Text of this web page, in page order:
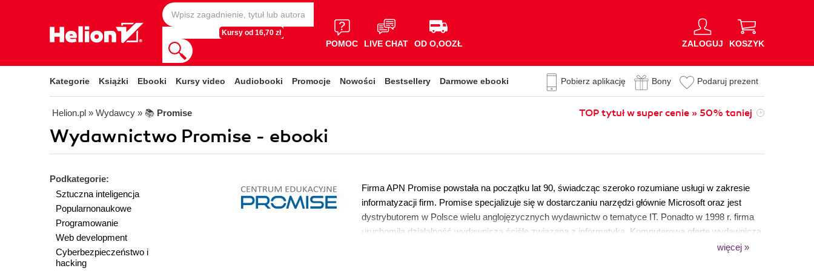
Kursy od 16,70 zł
POMOC LIVE CHAT OD O,OOZŁ ZALOGUJ KOSZYK
Kategorie Książki Ebooki Kursy video Audiobooki Promocje Nowości Bestsellery Darmowe ebooki Pobierz aplikację Bony Podaruj prezent
Helion.pl » Wydawcy » 📚 Promise TOP tytuł w super cenie » 50% taniej
Wydawnictwo Promise - ebooki
Podkategorie:
Sztuczna inteligencja
Popularnonaukowe
Programowanie
Web development
Cyberbezpieczeństwo i
hacking
Firma APN Promise powstała na początku lat 90, świadcząc szeroko rozumiane usługi w zakresie
informatyzacji firm. Promise specjalizuje się w dostarczaniu narzędzi głównie Microsoft oraz jest
dystrybutorem w Polsce wielu anglojęzycznych wydawnictw o tematyce IT. Ponadto w 1998 r. firma
uruchomiła działalność wydawniczą ściśle związaną z informatyką. Komputerową ofertę wydawniczą
stanowią przede wszystkim tłumaczenia książek takich wydawnictw jak Microsoft Press i innych
więcej »